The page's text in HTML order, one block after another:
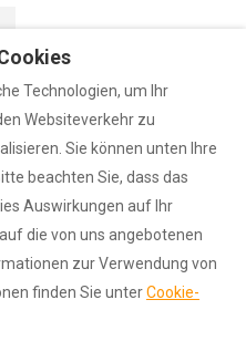
Technologien, um Ihr
Websiteverkehr zu
Sie können unten Ihre
beachten Sie, dass das
Auswirkungen auf Ihr
die von uns angebotenen
zur Verwendung von
finden Sie unterCookie-